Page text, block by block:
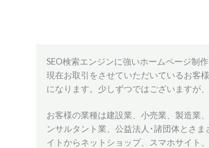
SEO検索エンジンに強いホームページ制
現在お取引をさせていただいているお客
になります。少しずつではございますが
お客様の業種は建設業、小売業、製造業
ンサルタント業、公益法人･諸団体とさ
イトからネットショップ、スマホサイト